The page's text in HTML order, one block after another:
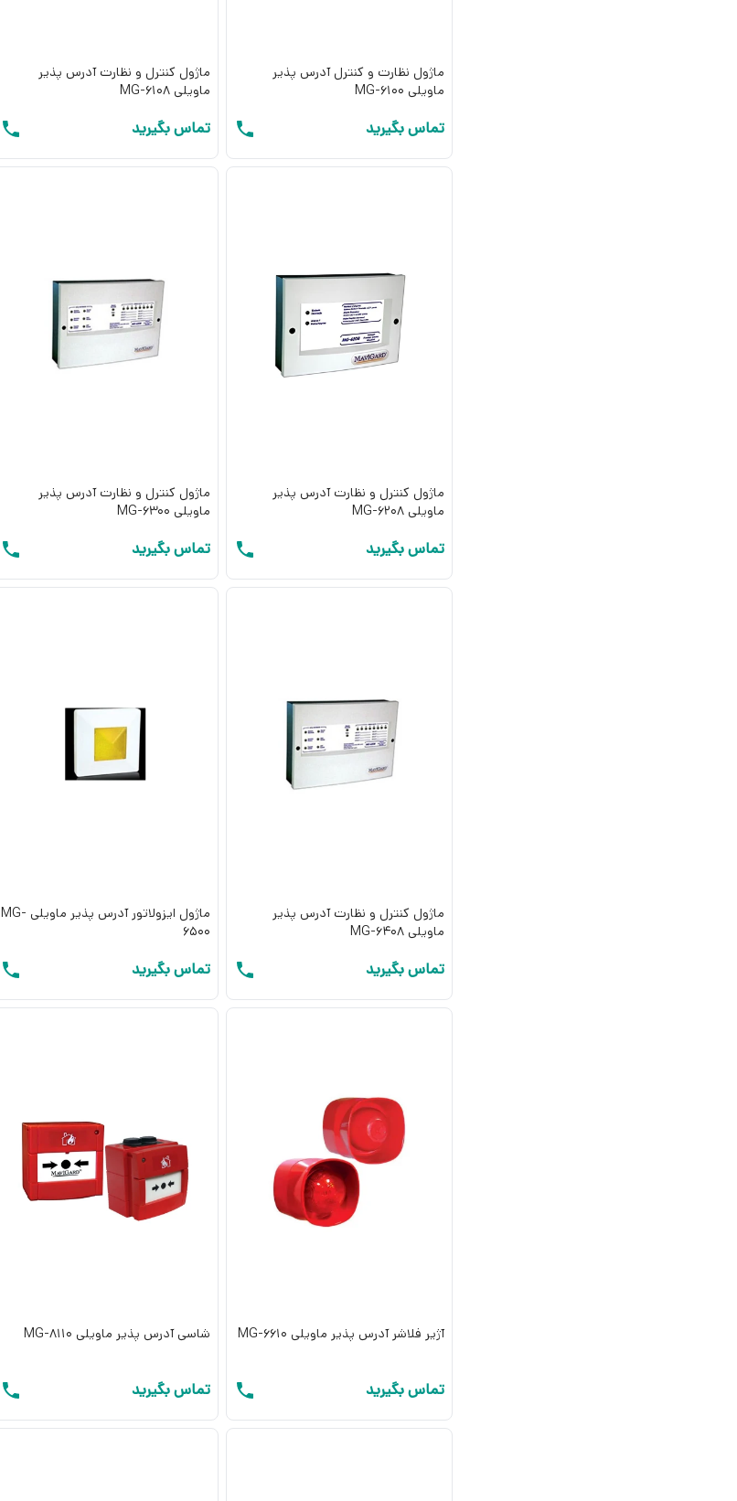
ماژول نظارت و کنترل آدرس پذیر
ماویلی MG-6100
تماس بگیرید
ماژول کنترل و نظارت آدرس پذیر
ماویلی MG-6108
تماس بگیرید
ماژول کنترل و نظارت آدرس پذیر
ماویلی MG-6208
تماس بگیرید
ماژول کنترل و نظارت آدرس پذیر
ماویلی MG-6300
تماس بگیرید
ماژول کنترل و نظارت آدرس پذیر
ماویلی MG-6408
تماس بگیرید
ماژول ایزولاتور آدرس پذیر ماویلی MG-
6500
تماس بگیرید
آژیر فلاشر آدرس پذیر ماویلی MG-6610
تماس بگیرید
شاسی آدرس پذیر ماویلی MG-8110
تماس بگیرید